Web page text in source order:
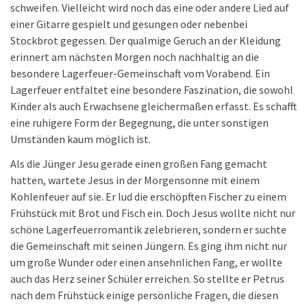
schweifen. Vielleicht wird noch das eine oder andere Lied auf
einer Gitarre gespielt und gesungen oder nebenbei
Stockbrot gegessen. Der qualmige Geruch an der Kleidung
erinnert am nächsten Morgen noch nachhaltig an die
besondere Lagerfeuer-Gemeinschaft vom Vorabend. Ein
Lagerfeuer entfaltet eine besondere Faszination, die sowohl
Kinder als auch Erwachsene gleichermaßen erfasst. Es schafft
eine ruhigere Form der Begegnung, die unter sonstigen
Umständen kaum möglich ist.
Als die Jünger Jesu gerade einen großen Fang gemacht
hatten, wartete Jesus in der Morgensonne mit einem
Kohlenfeuer auf sie. Er lud die erschöpften Fischer zu einem
Frühstück mit Brot und Fisch ein. Doch Jesus wollte nicht nur
schöne Lagerfeuerromantik zelebrieren, sondern er suchte
die Gemeinschaft mit seinen Jüngern. Es ging ihm nicht nur
um große Wunder oder einen ansehnlichen Fang, er wollte
auch das Herz seiner Schüler erreichen. So stellte er Petrus
nach dem Frühstück einige persönliche Fragen, die diesen